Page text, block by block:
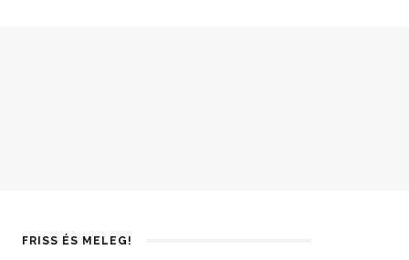
FRISS ÉS MELEG!